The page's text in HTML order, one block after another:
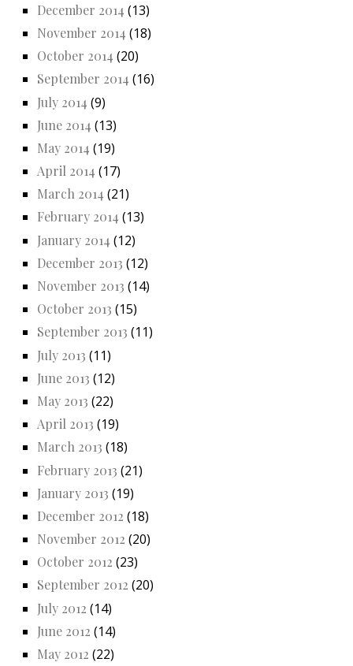
December 2014 (13)
November 2014 (18)
October 2014 (20)
September 2014 (16)
July 2014 (9)
June 2014 (13)
May 2014 (19)
April 2014 (17)
March 2014 (21)
February 2014 (13)
January 2014 (12)
December 2013 (12)
November 2013 (14)
October 2013 (15)
September 2013 (11)
July 2013 (11)
June 2013 (12)
May 2013 (22)
April 2013 (19)
March 2013 (18)
February 2013 (21)
January 2013 (19)
December 2012 (18)
November 2012 (20)
October 2012 (23)
September 2012 (20)
July 2012 (14)
June 2012 (14)
May 2012 (22)